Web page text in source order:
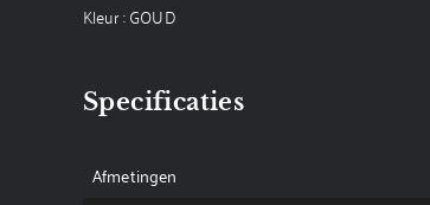
Kleur : GOUD
Specificaties
Afmetingen